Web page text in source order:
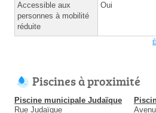
Accessible aux
personnes à mobilité
réduite
Oui
Piscines à proximité
Piscine municipale Judaïque
Rue Judaïque